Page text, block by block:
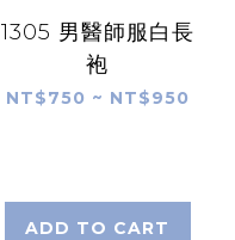
1305 男醫師服白長
袍
NT$750 ~ NT$950
ADD TO CART